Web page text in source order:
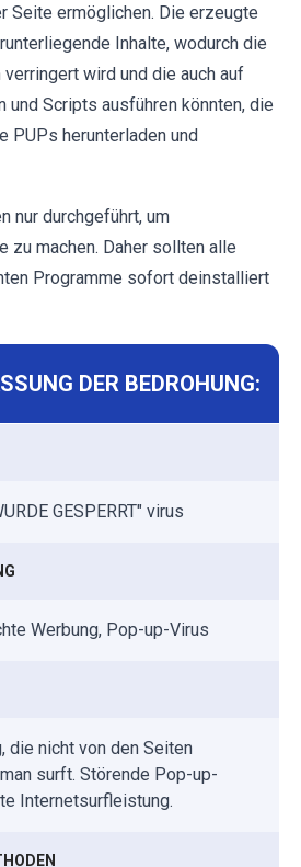
Seite ermöglichen. Die erzeugte
Inhalte, wodurch die
wird und die auch auf
Scripts ausführen könnten, die
PUPs herunterladen und
nur durchgeführt, um
zu machen. Daher sollten alle
Programme sofort deinstalliert
DER BEDROHUNG:
GESPERRT" virus
Werbung, Pop-up-Virus
die nicht von den Seiten
surft. Störende Pop-up-
Internetsurfleistung.